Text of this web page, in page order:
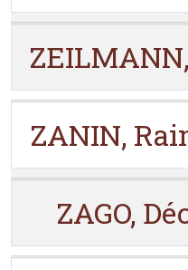
ZANIN,
ZAGO,